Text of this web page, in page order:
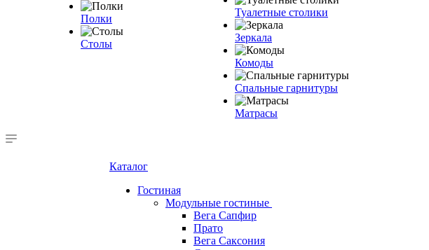
Полки
Столы
Туалетные столики
Зеркала
Комоды
Спальные гарнитуры
Матрасы
Каталог
Гостиная
Модульные гостиные
Вега Сапфир
Прато
Вега Саксония